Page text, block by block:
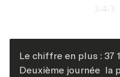
3-4-3
Le chiffre en plus : 37
Deuxième journée la